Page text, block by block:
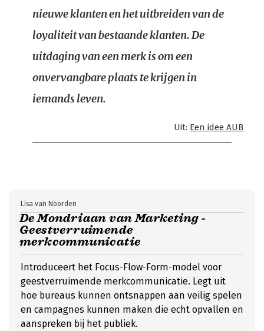
nieuwe klanten en het uitbreiden van de
loyaliteit van bestaande klanten. De
uitdaging van een merk is om een
onvervangbare plaats te krijgen in
iemands leven.
Uit: Een idee AUB
De Mondriaan van Marketing -
Geestverruimende
merkcommunicatie
Lisa van Noorden
Introduceert het Focus-Flow-Form-model voor
geestverruimende merkcommunicatie. Legt uit
hoe bureaus kunnen ontsnappen aan veilig spelen
en campagnes kunnen maken die echt opvallen en
aanspreken bij het publiek.